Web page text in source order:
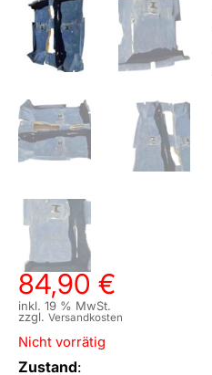
84,90 €
inkl. 19 % MwSt.
zzgl. Versandkosten
Nicht vorrätig
Zustand: